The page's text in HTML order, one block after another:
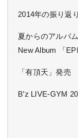
2014年の振り返
夏からのアルバ
New Album 「
「有頂天」発売
B’z LIVE-GYM